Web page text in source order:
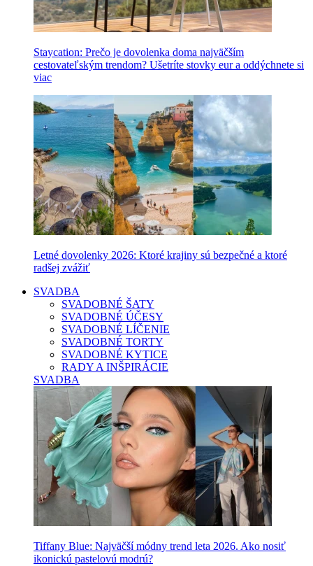
Staycation: Prečo je dovolenka doma najväčším
cestovateľským trendom? Ušetríte stovky eur a oddýchnete si
viac
Letné dovolenky 2026: Ktoré krajiny sú bezpečné a ktoré
radšej zvážiť
SVADBA
SVADOBNÉ ŠATY
SVADOBNÉ ÚČESY
SVADOBNÉ LÍČENIE
SVADOBNÉ TORTY
SVADOBNÉ KYTICE
RADY A INŠPIRÁCIE
SVADBA
Tiffany Blue: Najväčší módny trend leta 2026. Ako nosiť
ikonickú pastelovú modrú?